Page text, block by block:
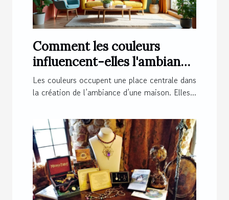
Comment les couleurs
influencent-elles l'ambiance
de votre maison ?
Les couleurs occupent une place centrale dans
la création de l’ambiance d’une maison. Elles...